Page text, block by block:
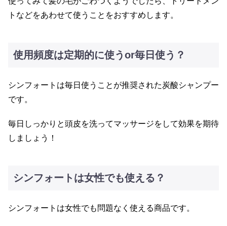
トなどをあわせて使うことをおすすめします。
使用頻度は定期的に使うor毎日使う？
シンフォートは毎日使うことが推奨された炭酸シャンプー
です。
毎日しっかりと頭皮を洗ってマッサージをして効果を期待
しましょう！
シンフォートは女性でも使える？
シンフォートは女性でも問題なく使える商品です。